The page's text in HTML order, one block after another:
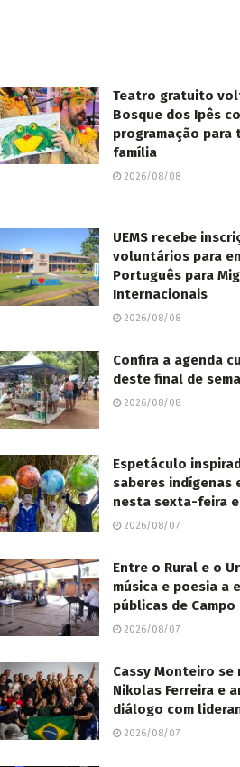
Teatro gratuito
Bosque dos Ipês
programação para
família
2026/08/08
UEMS recebe
voluntários para
Português para
Internacionais
2026/08/08
Confira a agenda
deste final de
2026/08/08
Espetáculo
saberes indígenas
nesta sexta-feira
2026/08/07
Entre o Rural e o
música e poesia a
públicas de Campo
2026/08/07
Cassy Monteiro se
Nikolas Ferreira e
diálogo com
2026/08/07